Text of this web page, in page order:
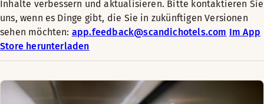
Inhalte verbessern und aktualisieren. Bitte kontaktieren Sie
uns, wenn es Dinge gibt, die Sie in zukünftigen Versionen
sehen möchten: app.feedback@scandichotels.com Im App
Store herunterladen